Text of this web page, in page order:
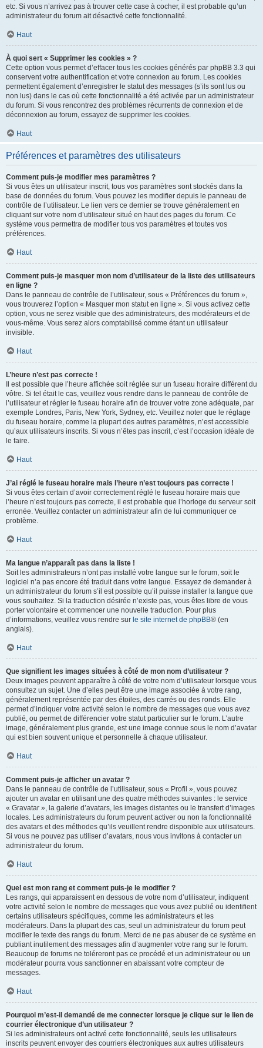
etc. Si vous n’arrivez pas à trouver cette case à cocher, il est probable qu’un
administrateur du forum ait désactivé cette fonctionnalité.
Haut
À quoi sert « Supprimer les cookies » ?
Cette option vous permet d’effacer tous les cookies générés par phpBB 3.3 qui
conservent votre authentification et votre connexion au forum. Les cookies
permettent également d’enregistrer le statut des messages (s’ils sont lus ou
non lus) dans le cas où cette fonctionnalité a été activée par un administrateur
du forum. Si vous rencontrez des problèmes récurrents de connexion et de
déconnexion au forum, essayez de supprimer les cookies.
Haut
Préférences et paramètres des utilisateurs
Comment puis-je modifier mes paramètres ?
Si vous êtes un utilisateur inscrit, tous vos paramètres sont stockés dans la
base de données du forum. Vous pouvez les modifier depuis le panneau de
contrôle de l’utilisateur. Le lien vers ce dernier se trouve généralement en
cliquant sur votre nom d’utilisateur situé en haut des pages du forum. Ce
système vous permettra de modifier tous vos paramètres et toutes vos
préférences.
Haut
Comment puis-je masquer mon nom d’utilisateur de la liste des utilisateurs
en ligne ?
Dans le panneau de contrôle de l’utilisateur, sous « Préférences du forum »,
vous trouverez l’option « Masquer mon statut en ligne ». Si vous activez cette
option, vous ne serez visible que des administrateurs, des modérateurs et de
vous-même. Vous serez alors comptabilisé comme étant un utilisateur
invisible.
Haut
L’heure n’est pas correcte !
Il est possible que l’heure affichée soit réglée sur un fuseau horaire différent du
vôtre. Si tel était le cas, veuillez vous rendre dans le panneau de contrôle de
l’utilisateur et régler le fuseau horaire afin de trouver votre zone adéquate, par
exemple Londres, Paris, New York, Sydney, etc. Veuillez noter que le réglage
du fuseau horaire, comme la plupart des autres paramètres, n’est accessible
qu’aux utilisateurs inscrits. Si vous n’êtes pas inscrit, c’est l’occasion idéale de
le faire.
Haut
J’ai réglé le fuseau horaire mais l’heure n’est toujours pas correcte !
Si vous êtes certain d’avoir correctement réglé le fuseau horaire mais que
l’heure n’est toujours pas correcte, il est probable que l’horloge du serveur soit
erronée. Veuillez contacter un administrateur afin de lui communiquer ce
problème.
Haut
Ma langue n’apparaît pas dans la liste !
Soit les administrateurs n’ont pas installé votre langue sur le forum, soit le
logiciel n’a pas encore été traduit dans votre langue. Essayez de demander à
un administrateur du forum s’il est possible qu’il puisse installer la langue que
vous souhaitez. Si la traduction désirée n’existe pas, vous êtes libre de vous
porter volontaire et commencer une nouvelle traduction. Pour plus
d’informations, veuillez vous rendre sur le site internet de phpBB® (en
anglais).
Haut
Que signifient les images situées à côté de mon nom d’utilisateur ?
Deux images peuvent apparaître à côté de votre nom d’utilisateur lorsque vous
consultez un sujet. Une d’elles peut être une image associée à votre rang,
généralement représentée par des étoiles, des carrés ou des ronds. Elle
permet d’indiquer votre activité selon le nombre de messages que vous avez
publié, ou permet de différencier votre statut particulier sur le forum. L’autre
image, généralement plus grande, est une image connue sous le nom d’avatar
qui est bien souvent unique et personnelle à chaque utilisateur.
Haut
Comment puis-je afficher un avatar ?
Dans le panneau de contrôle de l’utilisateur, sous « Profil », vous pouvez
ajouter un avatar en utilisant une des quatre méthodes suivantes : le service
« Gravatar », la galerie d’avatars, les images distantes ou le transfert d’images
locales. Les administrateurs du forum peuvent activer ou non la fonctionnalité
des avatars et des méthodes qu’ils veuillent rendre disponible aux utilisateurs.
Si vous ne pouvez pas utiliser d’avatars, nous vous invitons à contacter un
administrateur du forum.
Haut
Quel est mon rang et comment puis-je le modifier ?
Les rangs, qui apparaissent en dessous de votre nom d’utilisateur, indiquent
votre activité selon le nombre de messages que vous avez publié ou identifient
certains utilisateurs spécifiques, comme les administrateurs et les
modérateurs. Dans la plupart des cas, seul un administrateur du forum peut
modifier le texte des rangs du forum. Merci de ne pas abuser de ce système en
publiant inutilement des messages afin d’augmenter votre rang sur le forum.
Beaucoup de forums ne toléreront pas ce procédé et un administrateur ou un
modérateur pourra vous sanctionner en abaissant votre compteur de
messages.
Haut
Pourquoi m’est-il demandé de me connecter lorsque je clique sur le lien de
courrier électronique d’un utilisateur ?
Si les administrateurs ont activé cette fonctionnalité, seuls les utilisateurs
inscrits peuvent envoyer des courriers électroniques aux autres utilisateurs